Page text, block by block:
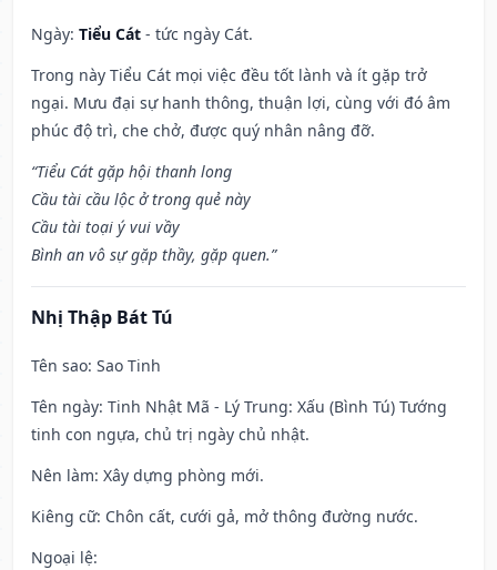
Ngày: Tiểu Cát - tức ngày Cát.
Trong này Tiểu Cát mọi việc đều tốt lành và ít gặp trở
ngại. Mưu đại sự hanh thông, thuận lợi, cùng với đó âm
phúc độ trì, che chở, được quý nhân nâng đỡ.
“Tiểu Cát gặp hội thanh long
Cầu tài cầu lộc ở trong quẻ này
Cầu tài toại ý vui vầy
Bình an vô sự gặp thầy, gặp quen.”
Nhị Thập Bát Tú
Tên sao: Sao Tinh
Tên ngày: Tinh Nhật Mã - Lý Trung: Xấu (Bình Tú) Tướng
tinh con ngựa, chủ trị ngày chủ nhật.
Nên làm: Xây dựng phòng mới.
Kiêng cữ: Chôn cất, cưới gả, mở thông đường nước.
Ngoại lệ: